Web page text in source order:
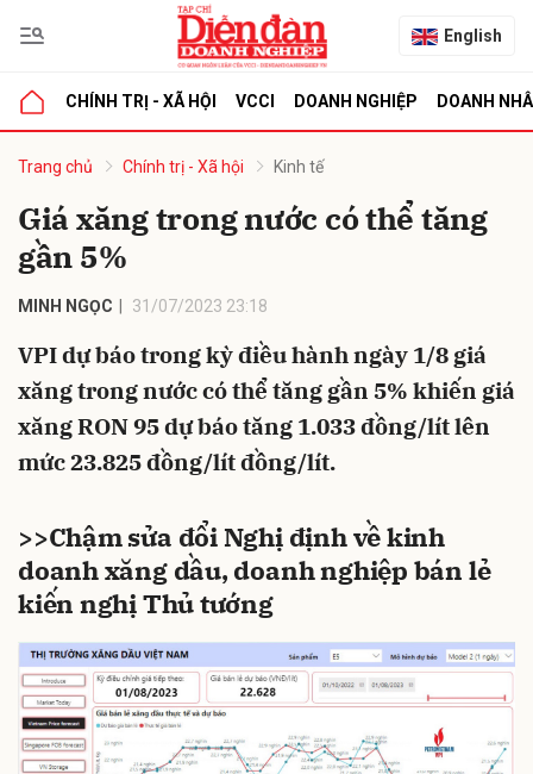
English
CHÍNH TRỊ - XÃ HỘI VCCI DOANH NGHIỆP DOANH
Trang chủ Chính trị - Xã hội Kinh tế
Giá xăng trong nước có thể tăng
gần 5%
MINH NGỌC 31/07/2023 23:18
VPI dự báo trong kỳ điều hành ngày 1/8 giá
xăng trong nước có thể tăng gần 5% khiến giá
xăng RON 95 dự báo tăng 1.033 đồng/lít lên
mức 23.825 đồng/lít đồng/lít.
>>Chậm sửa đổi Nghị định về kinh
doanh xăng dầu, doanh nghiệp bán lẻ
kiến nghị Thủ tướng
luận
Hủy